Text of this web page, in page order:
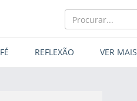
FÉ REFLEXÃO VER MAIS